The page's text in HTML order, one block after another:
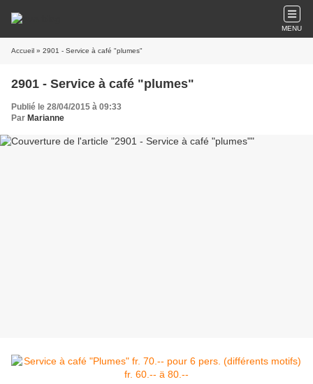
MENU
Accueil » 2901 - Service à café "plumes"
2901 - Service à café "plumes"
Publié le 28/04/2015 à 09:33
Par Marianne